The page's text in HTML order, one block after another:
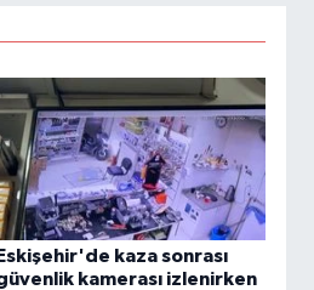
Eskişehir'de kaza sonrası
kamerası izlenirken